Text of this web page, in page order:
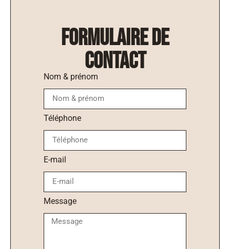
formulaire de
contact
Nom & prénom
Téléphone
E-mail
Message